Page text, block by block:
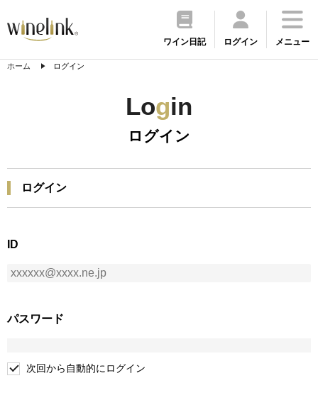
ワイン日記 ログイン メニュー
ホーム ログイン
Login
ログイン
ログイン
ID
パスワード
次回から自動的にログイン